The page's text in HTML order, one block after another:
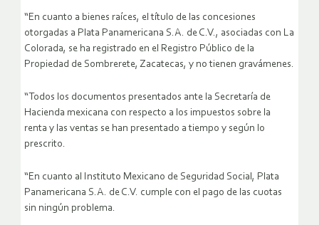
“En cuanto a bienes raíces, el título de las concesiones
otorgadas a Plata Panamericana S.A. de C.V., asociadas con La
Colorada, se ha registrado en el Registro Público de la
Propiedad de Sombrerete, Zacatecas, y no tienen gravámenes.
“Todos los documentos presentados ante la Secretaría de
Hacienda mexicana con respecto a los impuestos sobre la
renta y las ventas se han presentado a tiempo y según lo
prescrito.
“En cuanto al Instituto Mexicano de Seguridad Social, Plata
Panamericana S.A. de C.V. cumple con el pago de las cuotas
sin ningún problema.